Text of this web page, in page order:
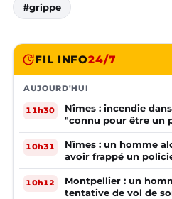
#grippe
FIL INFO24/7
AUJOURD'HUI
11h30
Nîmes : incendie
"connu pour être un
10h31
Nîmes : un homme
avoir frappé un
10h12
Montpellier : un
tentative de vol de